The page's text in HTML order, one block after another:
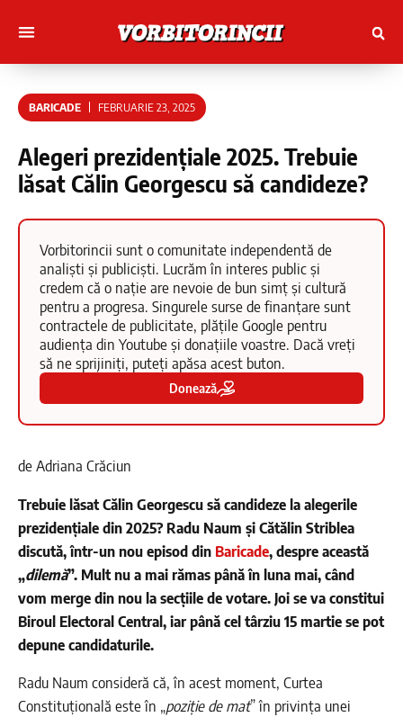
BARICADE FEBRUARIE 23, 2025
Alegeri prezidențiale 2025. Trebuie
lăsat Călin Georgescu să candideze?
Vorbitorincii sunt o comunitate independentă de
analiști și publiciști. Lucrăm în interes public și
credem că o nație are nevoie de bun simț și cultură
pentru a progresa. Singurele surse de finanțare sunt
contractele de publicitate, plățile Google pentru
audiența din Youtube și donațiile voastre. Dacă vreți
să ne sprijiniți, puteți apăsa acest buton.
Donează
de Adriana Crăciun
Trebuie lăsat Călin Georgescu să candideze la alegerile
prezidențiale din 2025? Radu Naum și Cătălin Striblea
discută, într-un nou episod din Baricade, despre această
„dilemă”. Mult nu a mai rămas până în luna mai, când
vom merge din nou la secțiile de votare. Joi se va constitui
Biroul Electoral Central, iar până cel târziu 15 martie se pot
depune candidaturile.
Radu Naum consideră că, în acest moment, Curtea
Constituțională este în „poziție de mat” în privința unei